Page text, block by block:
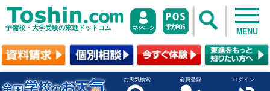
予備校・大学受験の東進ドットコム MENU
お天気検索 会員登録 ログイン